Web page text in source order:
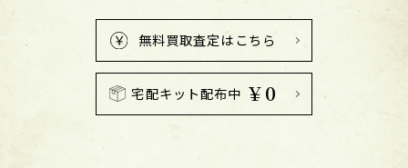
無料買取査定はこちら
宅配キット配布中 ￥0